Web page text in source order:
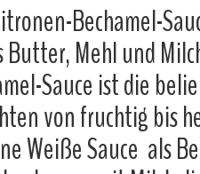
Bechamel-
Butter, Mehl und
Sauce ist die
von fruchtig bis
Weiße Sauce als